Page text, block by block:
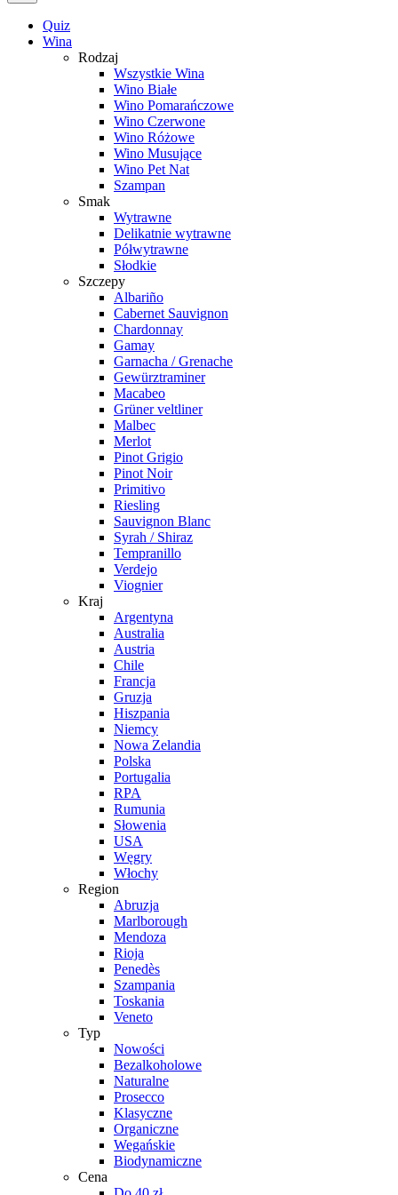
Quiz
Wina
Rodzaj
Wszystkie Wina
Wino Białe
Wino Pomarańczowe
Wino Czerwone
Wino Różowe
Wino Musujące
Wino Pet Nat
Szampan
Smak
Wytrawne
Delikatnie wytrawne
Półwytrawne
Słodkie
Szczepy
Albariño
Cabernet Sauvignon
Chardonnay
Gamay
Garnacha / Grenache
Gewürztraminer
Macabeo
Grüner veltliner
Malbec
Merlot
Pinot Grigio
Pinot Noir
Primitivo
Riesling
Sauvignon Blanc
Syrah / Shiraz
Tempranillo
Verdejo
Viognier
Kraj
Argentyna
Australia
Austria
Chile
Francja
Gruzja
Hiszpania
Niemcy
Nowa Zelandia
Polska
Portugalia
RPA
Rumunia
Słowenia
USA
Węgry
Włochy
Region
Abruzja
Marlborough
Mendoza
Rioja
Penedès
Szampania
Toskania
Veneto
Typ
Nowości
Bezalkoholowe
Naturalne
Prosecco
Klasyczne
Organiczne
Wegańskie
Biodynamiczne
Cena